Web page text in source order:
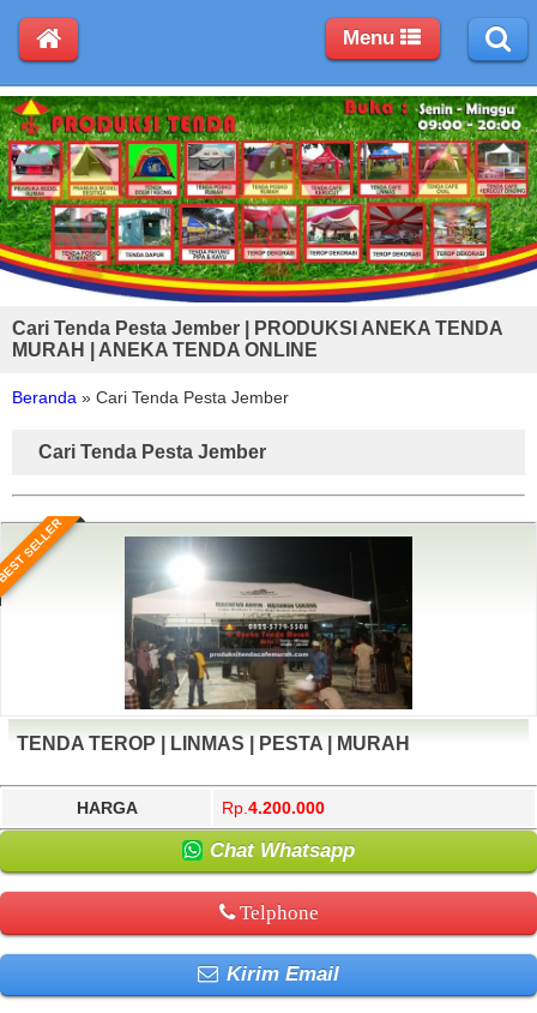
Cari Tenda Pesta Jember | PRODUKSI ANEKA TENDA
MURAH | ANEKA TENDA ONLINE
Beranda » Cari Tenda Pesta Jember
Cari Tenda Pesta Jember
SELLER
TENDA TEROP | LINMAS | PESTA | MURAH
HARGA Rp. 4.200.000
Chat Whatsapp
Telphone
Kirim Email
Menu